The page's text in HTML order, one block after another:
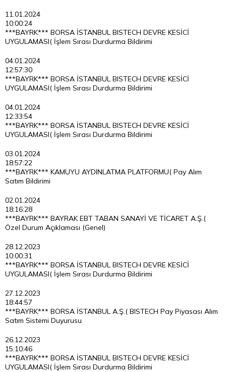
11.01.2024
10:00:24
***BAYRK*** BORSA İSTANBUL BISTECH DEVRE KESİCİ
UYGULAMASI( İşlem Sırası Durdurma Bildirimi
04.01.2024
12:57:30
***BAYRK*** BORSA İSTANBUL BISTECH DEVRE KESİCİ
UYGULAMASI( İşlem Sırası Durdurma Bildirimi
04.01.2024
12:33:54
***BAYRK*** BORSA İSTANBUL BISTECH DEVRE KESİCİ
UYGULAMASI( İşlem Sırası Durdurma Bildirimi
03.01.2024
18:57:22
***BAYRK*** KAMUYU AYDINLATMA PLATFORMU( Pay Alım
Satım Bildirimi
02.01.2024
18:16:28
***BAYRK*** BAYRAK EBT TABAN SANAYİ VE TİCARET A.Ş.(
Özel Durum Açıklaması (Genel)
28.12.2023
10:00:31
***BAYRK*** BORSA İSTANBUL BISTECH DEVRE KESİCİ
UYGULAMASI( İşlem Sırası Durdurma Bildirimi
27.12.2023
18:44:57
***BAYRK*** BORSA İSTANBUL A.Ş.( BISTECH Pay Piyasası Alım
Satım Sistemi Duyurusu
26.12.2023
15:10:46
***BAYRK*** BORSA İSTANBUL BISTECH DEVRE KESİCİ
UYGULAMASI( İşlem Sırası Durdurma Bildirimi